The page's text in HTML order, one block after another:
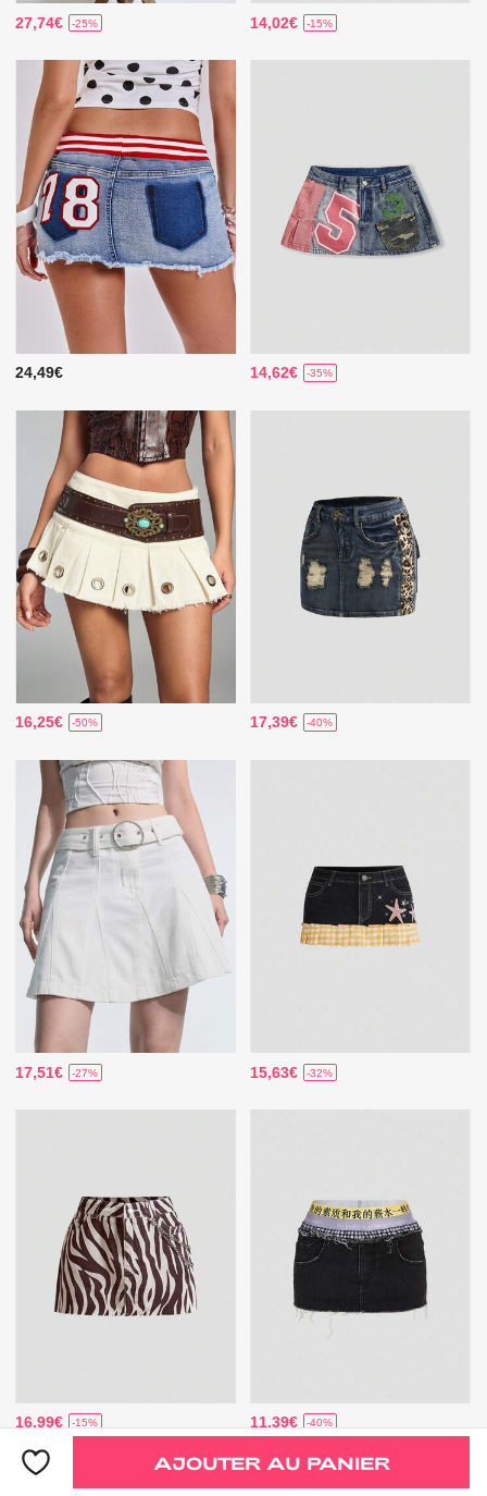
27,74€ -25% 14,02€ -15%
24,49€ 14,62€ -35%
16,25€ -50% 17,39€ -40%
17,51€ -27% 15,63€ -32%
16,99€ -15% 11,39€ -40%
AJOUTER AU PANIER